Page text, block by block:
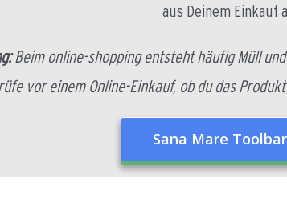
aus Deinem Einkauf
Beim online-shopping entsteht häufig Müll
vor einem Online-Einkauf, ob du das
Sana Mare